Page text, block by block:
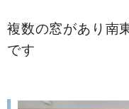
複数の窓があり南
です